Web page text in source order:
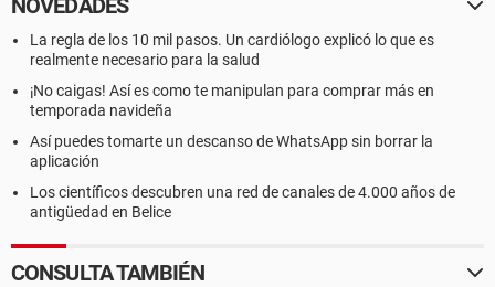
NOVEDADES
La regla de los 10 mil pasos. Un cardiólogo explicó lo que es
realmente necesario para la salud
¡No caigas! Así es como te manipulan para comprar más en
temporada navideña
Así puedes tomarte un descanso de WhatsApp sin borrar la
aplicación
Los científicos descubren una red de canales de 4.000 años de
antigüedad en Belice
CONSULTA TAMBIÉN